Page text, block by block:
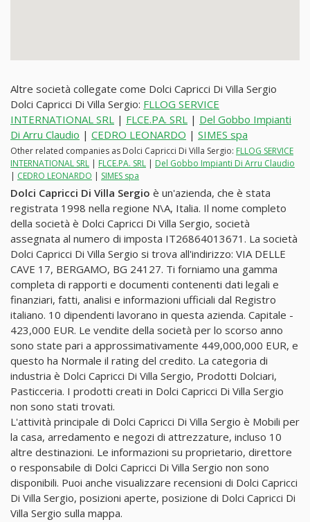
Altre società collegate come Dolci Capricci Di Villa Sergio
Dolci Capricci Di Villa Sergio: FLLOG SERVICE
INTERNATIONAL SRL | FLCE.PA. SRL | Del Gobbo Impianti
Di Arru Claudio | CEDRO LEONARDO | SIMES spa
Other related companies as Dolci Capricci Di Villa Sergio: FLLOG SERVICE
INTERNATIONAL SRL | FLCE.PA. SRL | Del Gobbo Impianti Di Arru Claudio
| CEDRO LEONARDO | SIMES spa
Dolci Capricci Di Villa Sergio è un'azienda, che è stata
registrata 1998 nella regione N\A, Italia. Il nome completo
della società è Dolci Capricci Di Villa Sergio, società
assegnata al numero di imposta IT26864013671. La società
Dolci Capricci Di Villa Sergio si trova all'indirizzo: VIA DELLE
CAVE 17, BERGAMO, BG 24127. Ti forniamo una gamma
completa di rapporti e documenti contenenti dati legali e
finanziari, fatti, analisi e informazioni ufficiali dal Registro
italiano. 10 dipendenti lavorano in questa azienda. Capitale -
423,000 EUR. Le vendite della società per lo scorso anno
sono state pari a approssimativamente 449,000,000 EUR, e
questo ha Normale il rating del credito. La categoria di
industria è Dolci Capricci Di Villa Sergio, Prodotti Dolciari,
Pasticceria. I prodotti creati in Dolci Capricci Di Villa Sergio
non sono stati trovati.
L'attività principale di Dolci Capricci Di Villa Sergio è Mobili per
la casa, arredamento e negozi di attrezzature, incluso 10
altre destinazioni. Le informazioni su proprietario, direttore
o responsabile di Dolci Capricci Di Villa Sergio non sono
disponibili. Puoi anche visualizzare recensioni di Dolci Capricci
Di Villa Sergio, posizioni aperte, posizione di Dolci Capricci Di
Villa Sergio sulla mappa.